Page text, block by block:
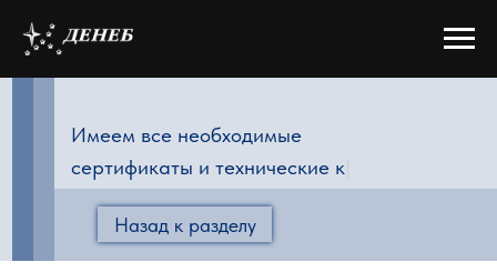
Имеем все необходимые
сертификаты и технические катало
Назад к разделу